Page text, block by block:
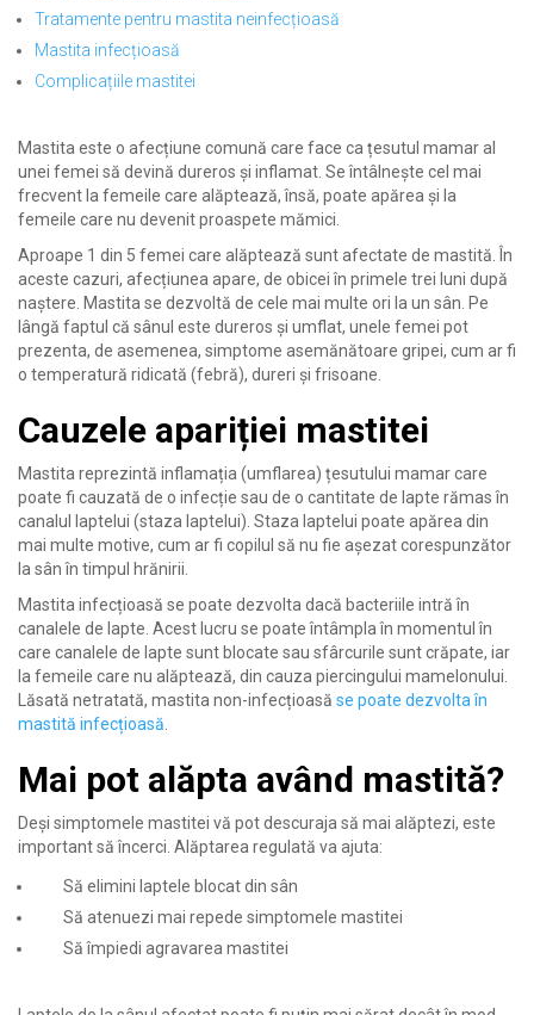
Tratamente pentru mastita neinfecțioasă
Mastita infecțioasă
Complicațiile mastitei
Mastita este o afecțiune comună care face ca țesutul mamar al
unei femei să devină dureros și inflamat. Se întâlnește cel mai
frecvent la femeile care alăptează, însă, poate apărea și la
femeile care nu devenit proaspete mămici.
Aproape 1 din 5 femei care alăptează sunt afectate de mastită. În
aceste cazuri, afecțiunea apare, de obicei în primele trei luni după
naștere. Mastita se dezvoltă de cele mai multe ori la un sân. Pe
lângă faptul că sânul este dureros și umflat, unele femei pot
prezenta, de asemenea, simptome asemănătoare gripei, cum ar fi
o temperatură ridicată (febră), dureri și frisoane.
Cauzele apariției mastitei
Mastita reprezintă inflamația (umflarea) țesutului mamar care
poate fi cauzată de o infecție sau de o cantitate de lapte rămas în
canalul laptelui (staza laptelui). Staza laptelui poate apărea din
mai multe motive, cum ar fi copilul să nu fie așezat corespunzător
la sân în timpul hrănirii.
Mastita infecțioasă se poate dezvolta dacă bacteriile intră în
canalele de lapte. Acest lucru se poate întâmpla în momentul în
care canalele de lapte sunt blocate sau sfârcurile sunt crăpate, iar
la femeile care nu alăptează, din cauza piercingului mamelonului.
Lăsată netratată, mastita non-infecțioasă se poate dezvolta în
mastită infecțioasă.
Mai pot alăpta având mastită?
Deși simptomele mastitei vă pot descuraja să mai alăptezi, este
important să încerci. Alăptarea regulată va ajuta:
Să elimini laptele blocat din sân
Să atenuezi mai repede simptomele mastitei
Să împiedi agravarea mastitei